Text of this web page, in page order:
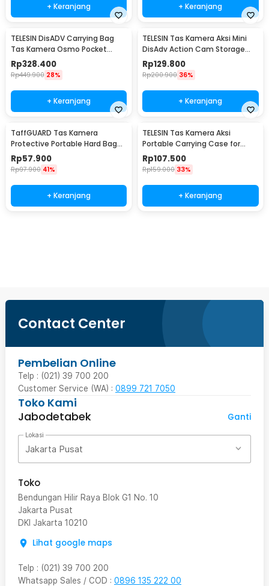
+ Keranjang + Keranjang
TELESIN DisADV Carrying Bag
Tas Kamera Osmo Pocket
Shoulder Bag Travel -
TSPRC23-01
Rp328.400
Rp449.900 28%
+ Keranjang
TELESIN Tas Kamera Aksi Mini
DisAdv Action Cam Storage
Waterproof - S6-PRC-24BK
Rp129.800
Rp200.900 36%
+ Keranjang
TaffGUARD Tas Kamera
Protective Portable Hard Bag
DJI OSMO Pocket 3 - Q10SM
Rp57.900
Rp97.900 41%
+ Keranjang
TELESIN Tas Kamera Aksi
Portable Carrying Case for
Insta360 X5/X4 /Air - S6-PRC-
30BK-TIS
Rp107.500
Rp159.000 33%
+ Keranjang
Contact Center
Pembelian Online
Telp : (021) 39 700 200
Customer Service (WA) : 0899 721 7050
Toko Kami
Jabodetabek
Ganti
Lokasi
Jakarta Pusat
Toko
Bendungan Hilir Raya Blok G1 No. 10
Jakarta Pusat
DKI Jakarta 10210
Lihat google maps
Telp : (021) 39 700 200
Whatsapp Sales / COD : 0896 135 222 00